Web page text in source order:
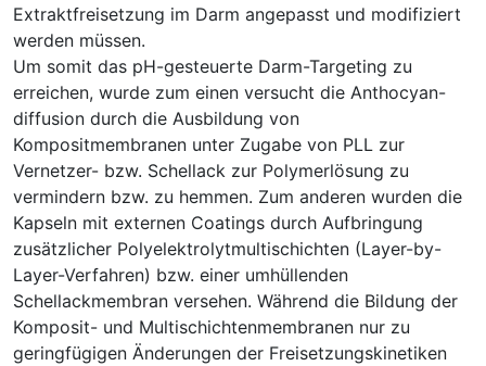
Extraktfreisetzung im Darm angepasst und modifiziert
werden müssen.
Um somit das pH-gesteuerte Darm-Targeting zu
erreichen, wurde zum einen versucht die Anthocyan-
diffusion durch die Ausbildung von
Kompositmembranen unter Zugabe von PLL zur
Vernetzer- bzw. Schellack zur Polymerlösung zu
vermindern bzw. zu hemmen. Zum anderen wurden die
Kapseln mit externen Coatings durch Aufbringung
zusätzlicher Polyelektrolytmultischichten (Layer-by-
Layer-Verfahren) bzw. einer umhüllenden
Schellackmembran versehen. Während die Bildung der
Komposit- und Multischichtenmembranen nur zu
geringfügigen Änderungen der Freisetzungskinetiken